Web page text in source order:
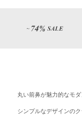
丸い前鼻が魅力的なモ
シンプルなデザインの